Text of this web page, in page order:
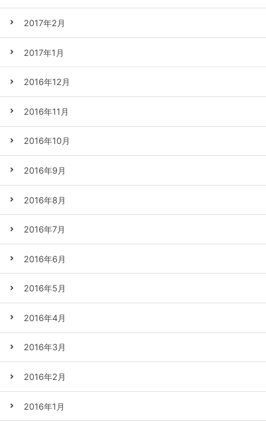
2017年2月
2017年1月
2016年12月
2016年11月
2016年10月
2016年9月
2016年8月
2016年7月
2016年6月
2016年5月
2016年4月
2016年3月
2016年2月
2016年1月